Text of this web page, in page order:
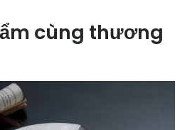
cùng thương